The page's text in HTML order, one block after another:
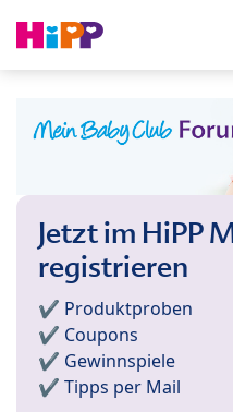
Jetzt im HiPP
registrieren
✔️ Produktproben
✔️ Coupons
✔️ Gewinnspiele
✔️ Tipps per Mail